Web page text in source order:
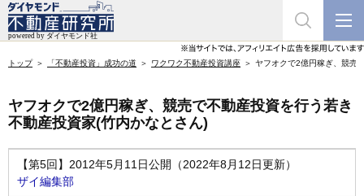
トップ 「不動産投資」成功の道 ワクワク不動産投資講座 ヤフオクで2億円稼ぎ、競売
ヤフオクで2億円稼ぎ、競売で不動産投資を行う若き
不動産投資家(竹内かなとさん)
【第5回】2012年5月11日公開（2022年8月12日更新）
ザイ編集部